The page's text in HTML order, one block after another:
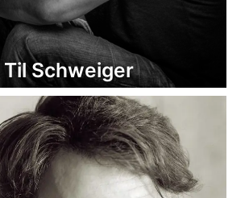
Til Schweiger